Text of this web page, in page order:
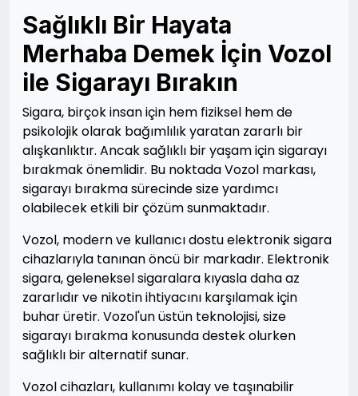
Sağlıklı Bir Hayata
Merhaba Demek İçin Vozol
ile Sigarayı Bırakın
Sigara, birçok insan için hem fiziksel hem de
psikolojik olarak bağımlılık yaratan zararlı bir
alışkanlıktır. Ancak sağlıklı bir yaşam için sigarayı
bırakmak önemlidir. Bu noktada Vozol markası,
sigarayı bırakma sürecinde size yardımcı
olabilecek etkili bir çözüm sunmaktadır.
Vozol, modern ve kullanıcı dostu elektronik sigara
cihazlarıyla tanınan öncü bir markadır. Elektronik
sigara, geleneksel sigaralara kıyasla daha az
zararlıdır ve nikotin ihtiyacını karşılamak için
buhar üretir. Vozol'un üstün teknolojisi, size
sigarayı bırakma konusunda destek olurken
sağlıklı bir alternatif sunar.
Vozol cihazları, kullanımı kolay ve taşınabilir